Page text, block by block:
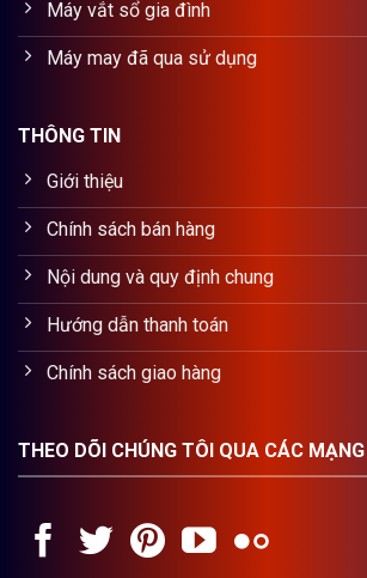
Máy vắt sổ gia đình
Máy may đã qua sử dụng
THÔNG TIN
Giới thiệu
Chính sách bán hàng
Nội dung và quy định chung
Hướng dẫn thanh toán
Chính sách giao hàng
THEO DÕI CHÚNG TÔI QUA CÁC MẠNG